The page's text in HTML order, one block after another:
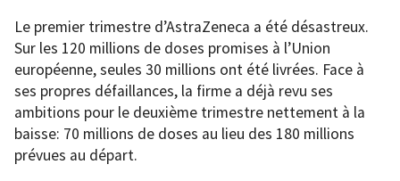
Le premier trimestre d’AstraZeneca a été désastreux.
Sur les 120 millions de doses promises à l’Union
européenne, seules 30 millions ont été livrées. Face à
ses propres défaillances, la firme a déjà revu ses
ambitions pour le deuxième trimestre nettement à la
baisse: 70 millions de doses au lieu des 180 millions
prévues au départ.